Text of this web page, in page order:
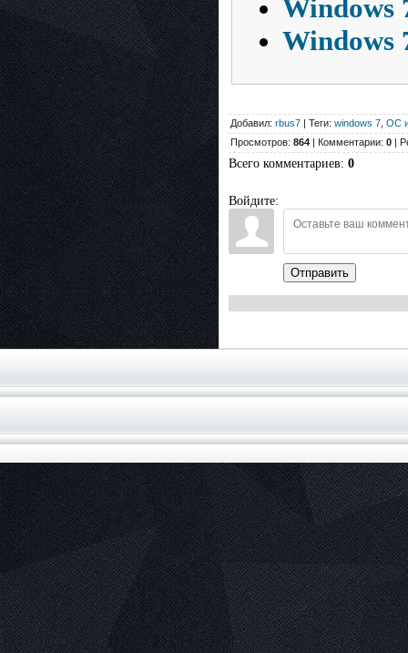
Windows
Windows
Добавил: rbus7 | Теги: windows 7 ОС
Просмотров: 864 | Комментарии: 0 |
Всего комментариев: 0
Войдите:
Отправить